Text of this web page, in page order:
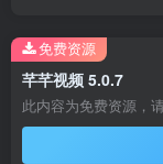
芊芊视频 5.0.7
此内容为免费资源，
免费资源